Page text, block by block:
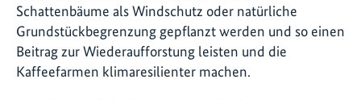
Schattenbäume als Windschutz oder natürliche
Grundstückbegrenzung gepflanzt werden und so einen
Beitrag zur Wiederaufforstung leisten und die
Kaffeefarmen klimaresilienter machen.